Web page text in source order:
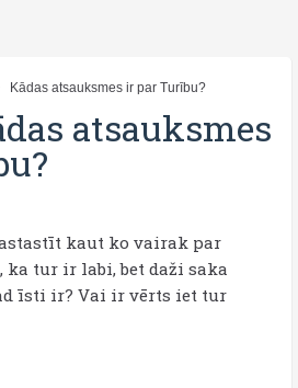
Kādas atsauksmes ir par Turību?
atsauksmes
kaut ko vairak par
ka tur ir labi, bet daži saka
īsti ir? Vai ir vērts iet tur